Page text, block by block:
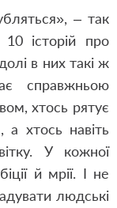
– так
10 історій про
в них такі ж
справжньою
хтось рятує
хтось навіть
У кожної
й мрії. І не
людські